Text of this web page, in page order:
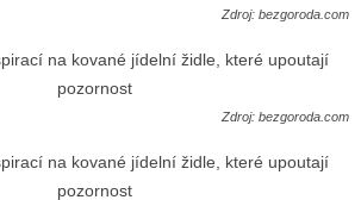
Zdroj: bezgoroda.com
Zdroj: bezgoroda.com